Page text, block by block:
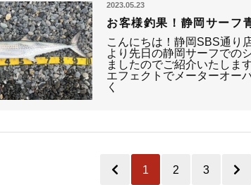
2023.05.23
お客様釣果！静岡サーフ
こんにちは！静岡SBS通り
より先日の静岡サーフでの
ましたのでご紹介いたしま
エフェクトでメーターオー
く
1 2 3